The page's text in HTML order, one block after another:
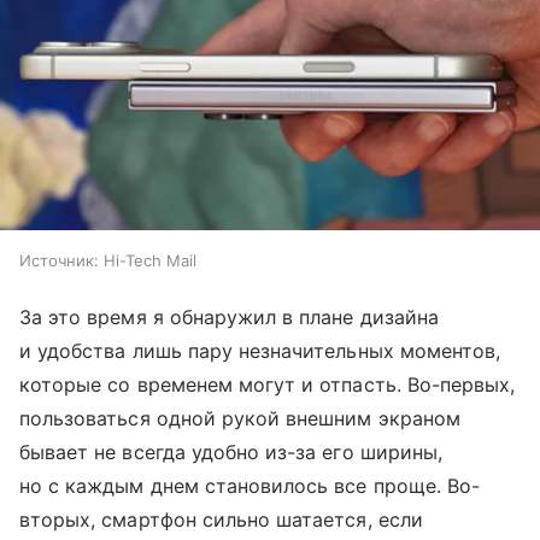
Источник: Hi-Tech Mail
За это время я обнаружил в плане дизайна
и удобства лишь пару незначительных моментов,
которые со временем могут и отпасть. Во-первых,
пользоваться одной рукой внешним экраном
бывает не всегда удобно из-за его ширины,
но с каждым днем становилось все проще. Во-
вторых, смартфон сильно шатается, если